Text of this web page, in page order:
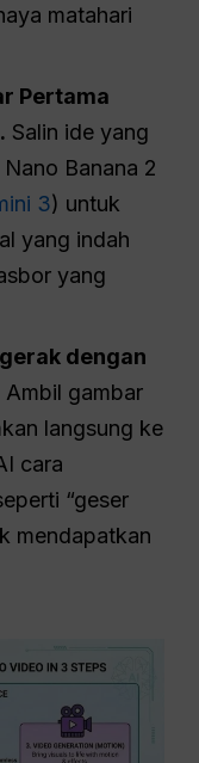
matahari
Pertama
Salin ide yang
Banana 2
3) untuk
yang indah
yang
dengan
Ambil gambar
langsung ke
cara
“geser
mendapatkan